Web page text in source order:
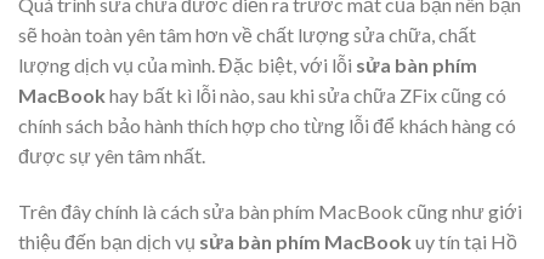
Quá trình sửa chữa đươc diễn ra trước mắt của bạn nên bạn
sẽ hoàn toàn yên tâm hơn về chất lượng sửa chữa, chất
lượng dịch vụ của mình. Đặc biệt, với lỗi sửa bàn phím
MacBook hay bất kì lỗi nào, sau khi sửa chữa ZFix cũng có
chính sách bảo hành thích hợp cho từng lỗi để khách hàng có
được sự yên tâm nhất.
Trên đây chính là cách sửa bàn phím MacBook cũng như giới
thiệu đến bạn dịch vụ sửa bàn phím MacBook uy tín tại Hồ